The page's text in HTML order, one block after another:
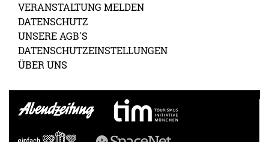
VERANSTALTUNG MELDEN
DATENSCHUTZ
UNSERE AGB'S
DATENSCHUTZEINSTELLUNGEN
ÜBER UNS